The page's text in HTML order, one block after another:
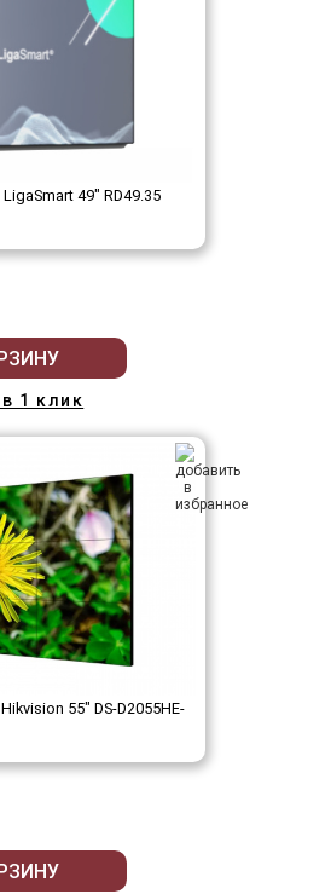
49" RD49.35
1 клик
55" DS-D2055HE-